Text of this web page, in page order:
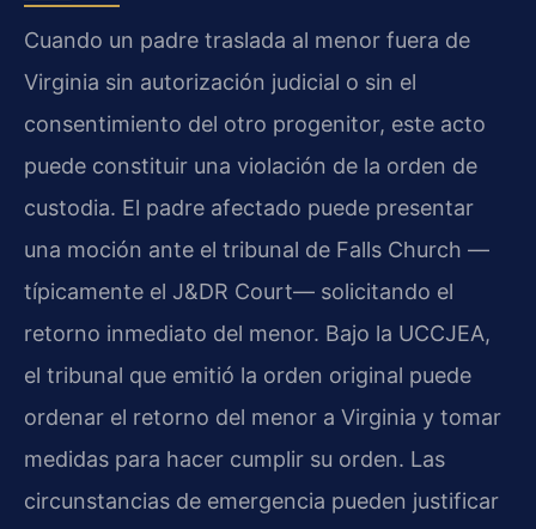
Cuando un padre traslada al menor fuera de
Virginia sin autorización judicial o sin el
consentimiento del otro progenitor, este acto
puede constituir una violación de la orden de
custodia. El padre afectado puede presentar
una moción ante el tribunal de Falls Church —
típicamente el J&DR Court— solicitando el
retorno inmediato del menor. Bajo la UCCJEA,
el tribunal que emitió la orden original puede
ordenar el retorno del menor a Virginia y tomar
medidas para hacer cumplir su orden. Las
circunstancias de emergencia pueden justificar